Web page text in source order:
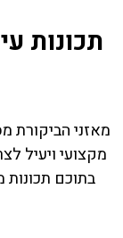
תכונות
מקצועי ויעיל
בתוכם